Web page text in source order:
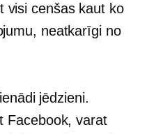
visi cenšas kaut ko
neatkarīgi no
jēdzieni.
Facebook, varat